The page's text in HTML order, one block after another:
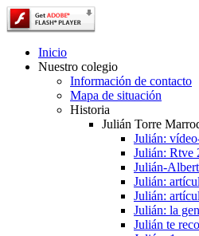
Inicio
Nuestro colegio
Información de contacto
Mapa de situación
Historia
Julián Torre
Julián:
Julián: Rtve
Julián-
Julián:
Julián:
Julián: la
Julián te